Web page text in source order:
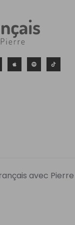
avec Pierre